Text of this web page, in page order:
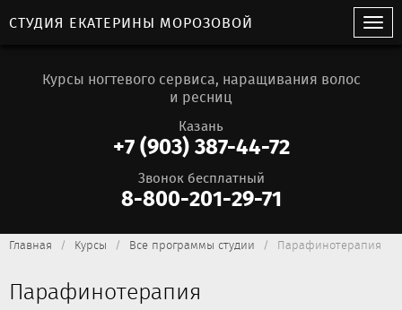
Курсы ногтевого сервиса, наращивания волос
и ресниц
Казань
+7 (903) 387-44-72
Звонок бесплатный
8-800-201-29-71
СТУДИЯ ЕКАТЕРИНЫ МОРОЗОВОЙ
Главная Курсы Все программы студии Парафинотерапия
Парафинотерапия